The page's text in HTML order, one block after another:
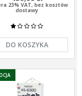
23% VAT, bez kosztów
dostawy
DO KOSZYKA